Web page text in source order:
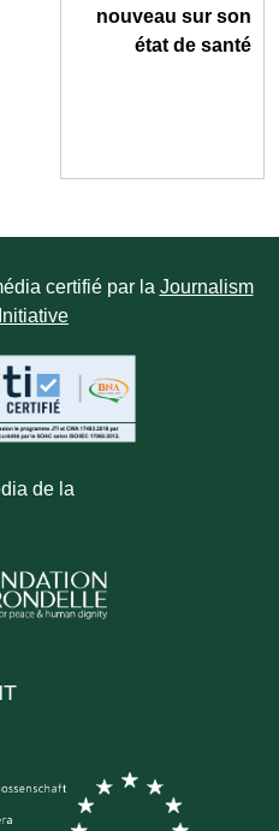
nouveau sur son
état de santé
certifié par la Journalism
de la